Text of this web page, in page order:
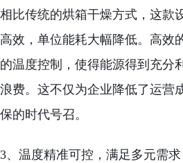
相比传统的烘箱干燥方式，这款
高效，单位能耗大幅降低。高效
的温度控制，使得能源得到充分
浪费。这不仅为企业降低了运营
保的时代号召。
3、温度精准可控，满足多元需求